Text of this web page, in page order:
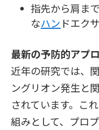
指先から肩ま
なハン ドエク
最新の予防的アプ
近年の研究では、
ングリオン発生と
されています。こ
組みとして、プロ